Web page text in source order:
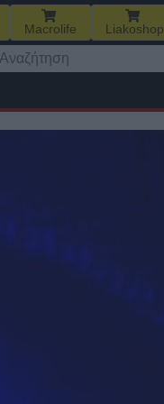
Macrolife Liakoshop